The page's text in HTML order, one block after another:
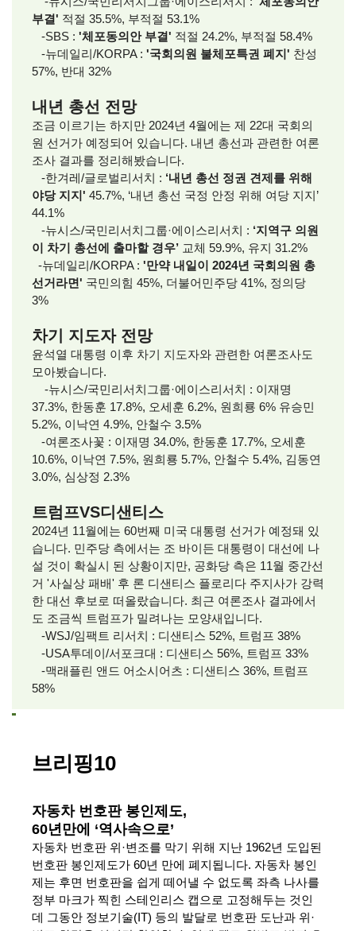
부결' 적절 35.5%, 부적절 53.1%
-SBS : '체포동의안 부결' 적절 24.2%, 부적절 58.4%
-뉴데일리/KORPA : '국회의원 불체포특권 폐지' 찬성
57%, 반대 32%
내년 총선 전망
조금 이르기는 하지만 2024년 4월에는 제 22대 국회의
원 선거가 예정되어 있습니다. 내년 총선과 관련한 여론
조사 결과를 정리해봤습니다.
-한겨레/글로벌리서치 : ‘내년 총선 정권 견제를 위해
야당 지지' 45.7%, ‘내년 총선 국정 안정 위해 여당 지지’
44.1%
-뉴시스/국민리서치그룹·에이스리서치 : ‘지역구 의원
이 차기 총선에 출마할 경우’ 교체 59.9%, 유지 31.2%
-뉴데일리/KORPA : '만약 내일이 2024년 국회의원 총
선거라면' 국민의힘 45%, 더불어민주당 41%, 정의당
3%
차기 지도자 전망
윤석열 대통령 이후 차기 지도자와 관련한 여론조사도
모아봤습니다.
-뉴시스/국민리서치그룹·에이스리서치 : 이재명
37.3%, 한동훈 17.8%, 오세훈 6.2%, 원희룡 6% 유승민
5.2%, 이낙연 4.9%, 안철수 3.5%
-여론조사꽃 : 이재명 34.0%, 한동훈 17.7%, 오세훈
10.6%, 이낙연 7.5%, 원희룡 5.7%, 안철수 5.4%, 김동연
3.0%, 심상정 2.3%
트럼프VS디샌티스
2024년 11월에는 60번째 미국 대통령 선거가 예정돼 있
습니다. 민주당 측에서는 조 바이든 대통령이 대선에 나
설 것이 확실시 된 상황이지만, 공화당 측은 11월 중간선
거 '사실상 패배' 후 론 디샌티스 플로리다 주지사가 강력
한 대선 후보로 떠올랐습니다. 최근 여론조사 결과에서
도 조금씩 트럼프가 밀려나는 모양새입니다.
-WSJ/임팩트 리서치 : 디샌티스 52%, 트럼프 38%
-USA투데이/서포크대 : 디샌티스 56%, 트럼프 33%
-맥래플린 앤드 어소시어츠 : 디샌티스 36%, 트럼프
58%
브리핑10
자동차 번호판 봉인제도,
60년만에 ‘역사속으로’
자동차 번호판 위·변조를 막기 위해 지난 1962년 도입된
번호판 봉인제도가 60년 만에 폐지됩니다. 자동차 봉인
제는 후면 번호판을 쉽게 떼어낼 수 없도록 좌측 나사를
정부 마크가 찍힌 스테인리스 캡으로 고정해두는 것인
데 그동안 정보기술(IT) 등의 발달로 번호판 도난과 위·